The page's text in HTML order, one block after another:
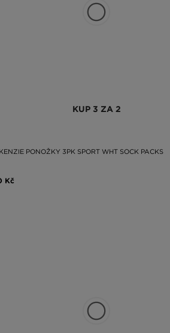
sukni. Může to fungovat!A pokud hledáte
skvěle sestavené sady a multipacky a
KUP 3 ZA 2
PONOŽKY 3PK SPORT WHT SOCK PACKS
Kč